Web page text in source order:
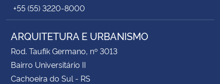
+55 (55) 3220-8000
ARQUITETURA E URBANISMO
Rod. Taufik Germano, nº 3013
Bairro Universitário II
Cachoeira do Sul - RS